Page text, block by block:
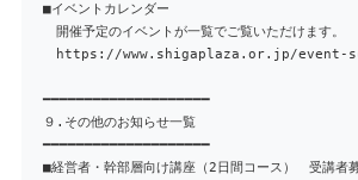
■イベントカレンダー
開催予定のイベントが一覧でご覧いただけます。
https://www.shigaplaza.or.jp/event-
━━━━━━━━━━━━━━━━━━━━
９.その他のお知らせ一覧
━━━━━━━━━━━━━━━━━━━━
■経営者・幹部層向け講座（2日間コース） 受講者